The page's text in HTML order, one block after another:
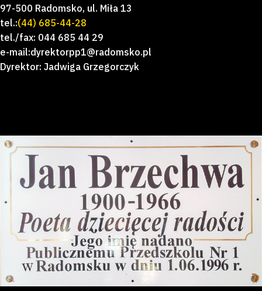
97-500 Radomsko, ul. Miła 13
tel.:(44) 685-44-28
tel./fax: 044 685 44 29
e-mail:dyrektorpp1@radomsko.pl
Dyrektor: Jadwiga Grzegorczyk